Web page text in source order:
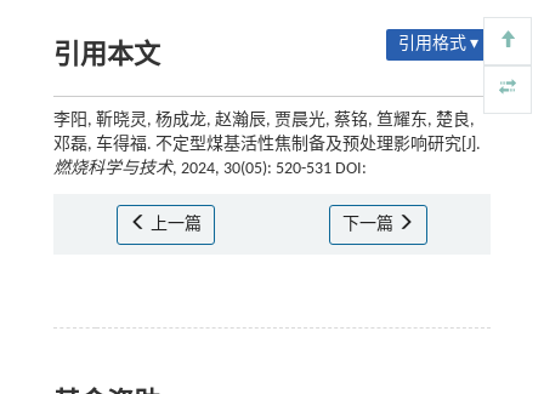
引用本文 引用格式 ▾
李阳, 靳晓灵, 杨成龙, 赵瀚辰, 贾晨光, 蔡铭, 笪耀东, 楚良,
邓磊, 车得福. 不定型煤基活性焦制备及预处理影响研究[J].
燃烧科学与技术, 2024, 30(05): 520-531 DOI:
上一篇 下一篇